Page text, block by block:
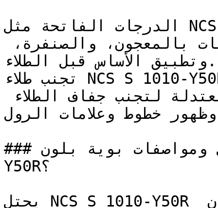
الدرجات الفاتحة مثل NCS S 1010-Y50R تتطلب تجهيزاً
وتطبيق الأساس قبل الطلاء.
تجنب طلاء NCS S 1010-Y50R تحت أشعة الشمس المباشرة؛
خطوط وعلامات الرول.
### ما هي تفاصيل ومواصفات بوية بلون NCS S 1010-
Y50R؟
يحتل NCS S 1010-Y50R مكانة مميزة بين الألوان